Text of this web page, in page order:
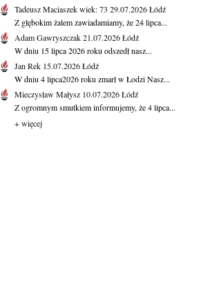
Tadeusz Maciaszekwiek: 73 29.07.2026Łódź
Z głębokim żalem zawiadamiamy, że 24 lipca...
Adam Gawryszczak21.07.2026Łódź
W dniu 15 lipca 2026 roku odszedł nasz...
Jan Rek 15.07.2026Łódź
W dniu 4 lipca2026 roku zmarł w Łodzi Nasz...
Mieczysław Małysz 10.07.2026Łódź
Z ogromnym smutkiem informujemy, że 4 lipca...
+ więcej